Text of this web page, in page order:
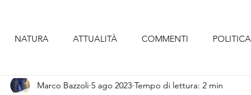
NATURA ATTUALITÀ COMMENTI POLITICA
Marco Bazzoli 5 ago 2023 Tempo di lettura: 2 min